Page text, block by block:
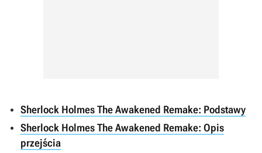
Sherlock Holmes The Awakened Remake: Podstawy
Sherlock Holmes The Awakened Remake: Opis
przejścia